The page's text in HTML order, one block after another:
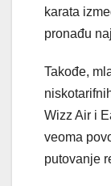
karata
pronađu
Takođe,
Wizz Air i
veoma
putovanje